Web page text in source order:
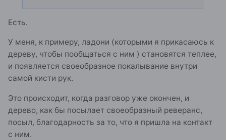
Есть.
У меня, к примеру, ладони (которыми я прикасаюсь к
дереву, чтобы пообщаться с ним ) становятся теплее,
и появляется своеобразное покалывание внутри
самой кисти рук.
Это происходит, когда разговор уже окончен, и
дерево, как бы посылает своеобразный реверанс,
посыл, благодарность за то, что я пришла на контакт
с ним.